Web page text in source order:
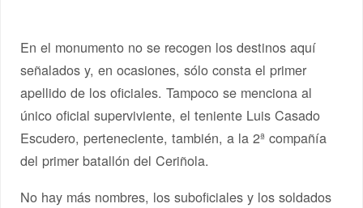
En el monumento no se recogen los destinos aquí
señalados y, en ocasiones, sólo consta el primer
apellido de los oficiales. Tampoco se menciona al
único oficial superviviente, el teniente Luis Casado
Escudero, perteneciente, también, a la 2ª compañía
del primer batallón del Ceriñola.
No hay más nombres, los suboficiales y los soldados